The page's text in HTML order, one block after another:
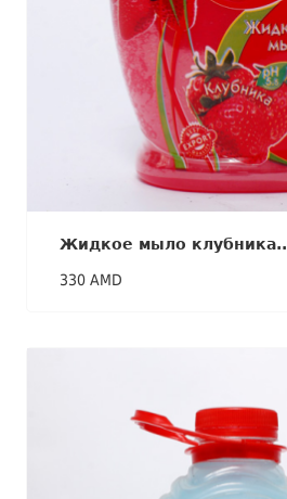
Жидкое мыло клубника..
330 AMD